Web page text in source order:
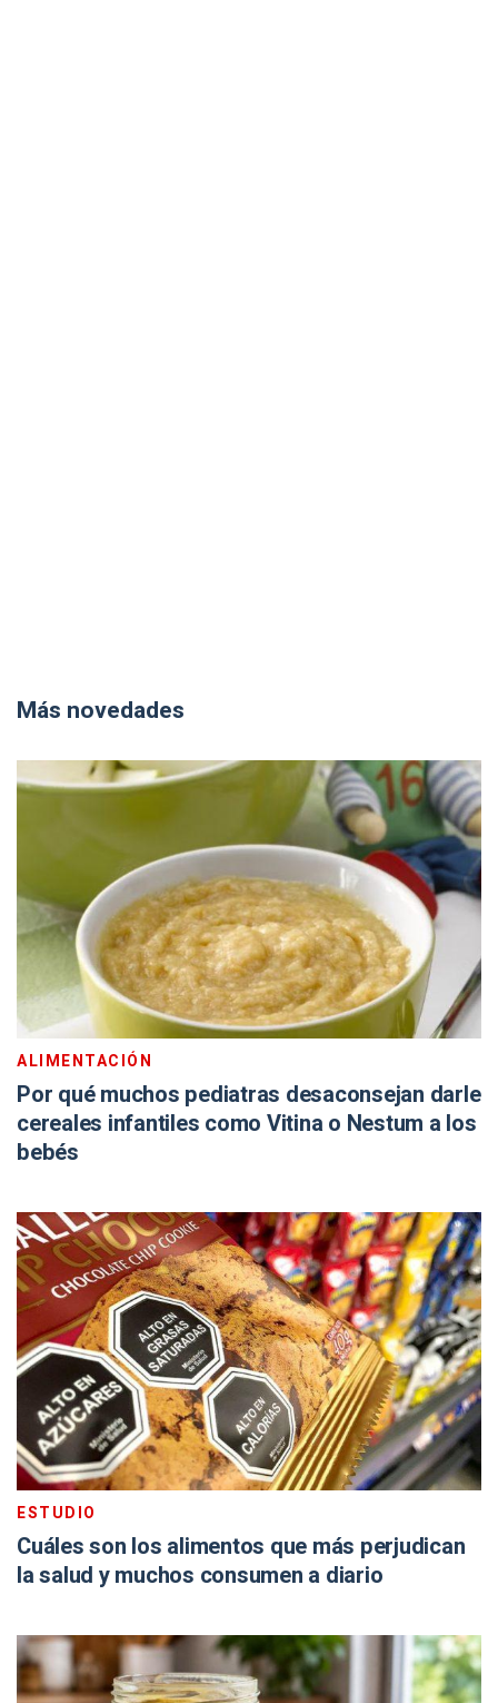
Más novedades
ALIMENTACIÓN
Por qué muchos pediatras desaconsejan darle
cereales infantiles como Vitina o Nestum a los
bebés
ESTUDIO
Cuáles son los alimentos que más perjudican
la salud y muchos consumen a diario